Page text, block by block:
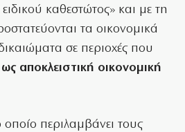
καθεστώτος» και με τη
τα οικονομικά
σε περιοχές που
αποκλειστική οικονομική
περιλαμβάνει τους